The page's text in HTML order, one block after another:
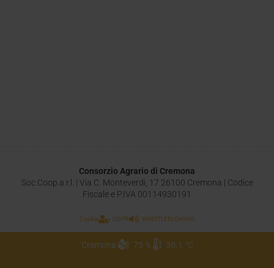
Consorzio Agrario di Cremona
Soc.Coop.a.r.l. | Via C. Monteverdi, 17 26100 Cremona | Codice
Fiscale e P.IVA 00114930191
Cookie GDPR WHISTLEBLOWING
Cremona 75 % 30.1 °C